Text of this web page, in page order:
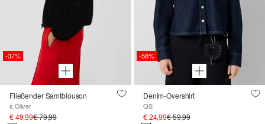
-37%
Fließender Samtblouson
s.Oliver
€ 49,99€ 79,99
-58%
Denim-Overshirt
QS
€ 24,99€ 59,99